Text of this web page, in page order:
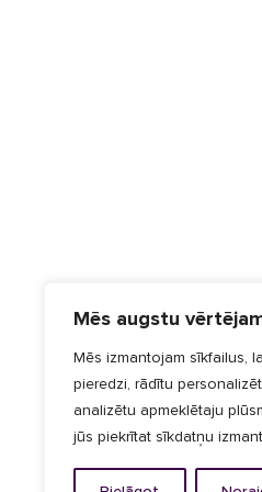
Mēs augstu
Mēs izmantojam sīkfailus,
pieredzi, rādītu
analizētu apmeklētaju
jūs piekrītat sīkdatņu